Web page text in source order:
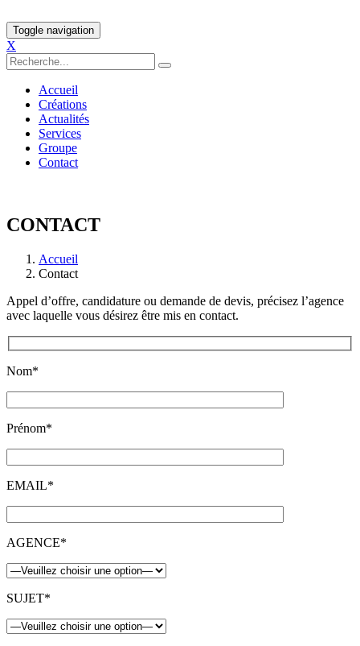
Toggle navigation
X
Accueil
Créations
Actualités
Services
Groupe
Contact
CONTACT
Accueil
Contact
Appel d’offre, candidature ou demande de devis, précisez l’agence
avec laquelle vous désirez être mis en contact.
Nom*
Prénom*
EMAIL*
AGENCE*
SUJET*